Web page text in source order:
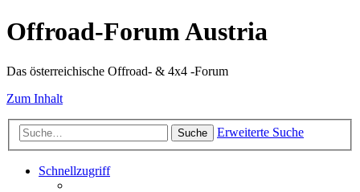
Offroad-Forum Austria
Das österreichische Offroad- & 4x4 -Forum
Zum Inhalt
Suche Erweiterte Suche
Schnellzugriff